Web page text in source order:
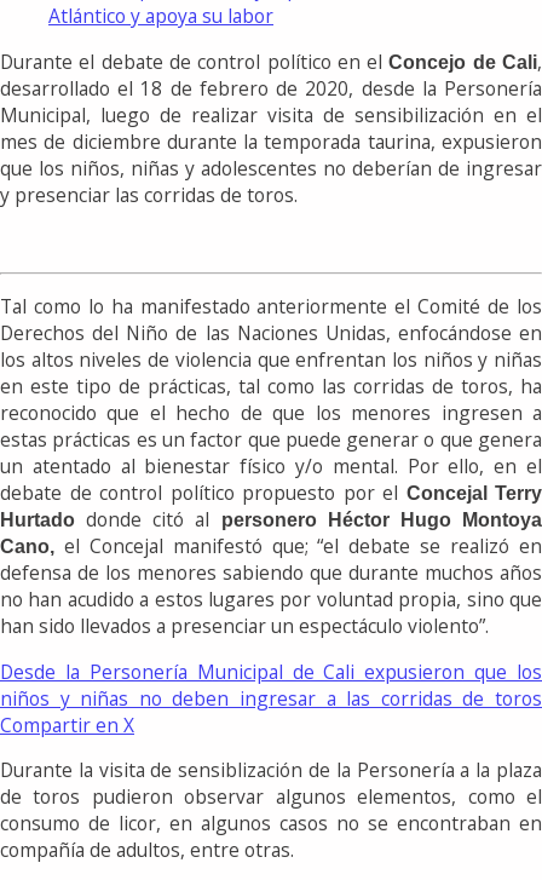
Atlántico y apoya su labor
Durante el debate de control político en elConcejo de Cali,
desarrollado el 18 de febrero de 2020, desde la Personería
Municipal, luego de realizar visita de sensibilización en el
mes de diciembre durante la temporada taurina, expusieron
que los niños, niñas y adolescentes no deberían de ingresar
y presenciar las corridas de toros.
Tal como lo ha manifestado anteriormente el Comité de los
Derechos del Niño de las Naciones Unidas, enfocándose en
los altos niveles de violencia que enfrentan los niños y niñas
en este tipo de prácticas, tal como las corridas de toros, ha
reconocido que el hecho de que los menores ingresen a
estas prácticas es un factor que puede generar o que genera
un atentado al bienestar físico y/o mental. Por ello, en el
debate de control político propuesto por el Concejal Terry
Hurtado donde citó al
personero Héctor Hugo Montoya
Cano, el Concejal manifestó que; “el debate se realizó en
defensa de los menores sabiendo que durante muchos años
no han acudido a estos lugares por voluntad propia, sino que
han sido llevados a presenciar un espectáculo violento”.
Desde la Personería Municipal de Cali expusieron que los
niños y niñas no deben ingresar a las corridas de toros
Compartir en X
Durante la visita de sensiblización de la Personería a la plaza
de toros pudieron observar algunos elementos, como el
consumo de licor, en algunos casos no se encontraban en
compañía de adultos, entre otras.